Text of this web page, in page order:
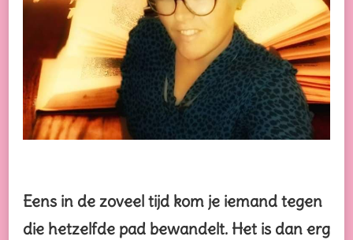
Eens in de zoveel tijd kom je iemand tegen
die hetzelfde pad bewandelt. Het is dan erg